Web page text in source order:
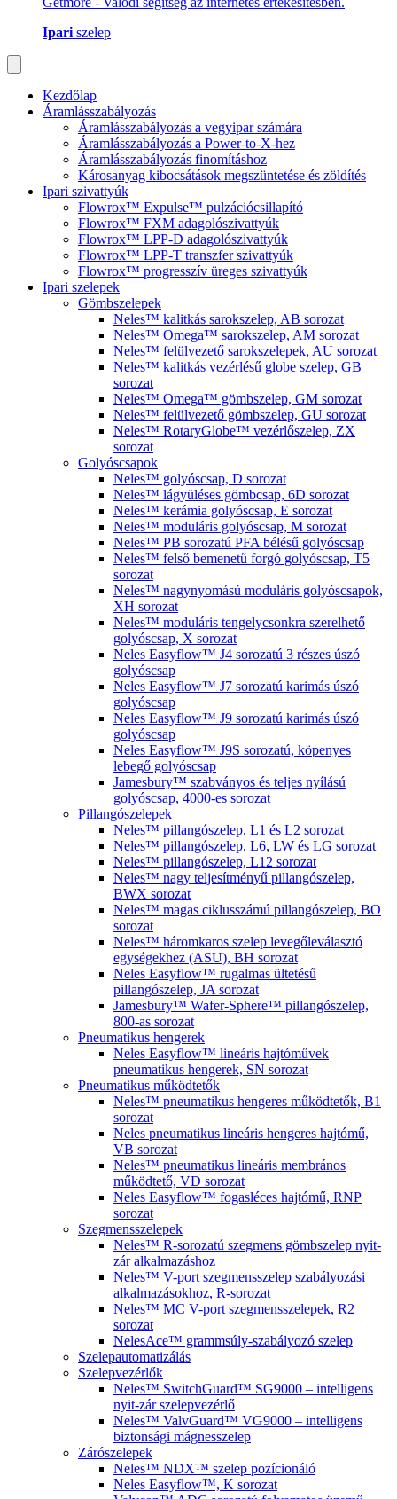
Ipari szelep
Kezdőlap
Áramlásszabályozás
Áramlásszabályozás a vegyipar számára
Áramlásszabályozás a Power-to-X-hez
Áramlásszabályozás finomításhoz
Károsanyag kibocsátások megszüntetése és zöldítés
Ipari szivattyúk
Flowrox™ Expulse™ pulzációcsillapító
Flowrox™ FXM adagolószivattyúk
Flowrox™ LPP-D adagolószivattyúk
Flowrox™ LPP-T transzfer szivattyúk
Flowrox™ progresszív üreges szivattyúk
Ipari szelepek
Gömbszelepek
Neles™ kalitkás sarokszelep, AB sorozat
Neles™ Omega™ sarokszelep, AM sorozat
Neles™ felülvezető sarokszelepek, AU sorozat
Neles™ kalitkás vezérlésű globe szelep, GB
sorozat
Neles™ Omega™ gömbszelep, GM sorozat
Neles™ felülvezető gömbszelep, GU sorozat
Neles™ RotaryGlobe™ vezérlőszelep, ZX
sorozat
Golyóscsapok
Neles™ golyóscsap, D sorozat
Neles™ lágyüléses gömbcsap, 6D sorozat
Neles™ kerámia golyóscsap, E sorozat
Neles™ moduláris golyóscsap, M sorozat
Neles™ PB sorozatú PFA bélésű golyóscsap
Neles™ felső bemenetű forgó golyóscsap, T5
sorozat
Neles™ nagynyomású moduláris golyóscsapok,
XH sorozat
Neles™ moduláris tengelycsonkra szerelhető
golyóscsap, X sorozat
Neles Easyflow™ J4 sorozatú 3 részes úszó
golyóscsap
Neles Easyflow™ J7 sorozatú karimás úszó
golyóscsap
Neles Easyflow™ J9 sorozatú karimás úszó
golyóscsap
Neles Easyflow™ J9S sorozatú, köpenyes
lebegő golyóscsap
Jamesbury™ szabványos és teljes nyílású
golyóscsap, 4000-es sorozat
Pillangószelepek
Neles™ pillangószelep, L1 és L2 sorozat
Neles™ pillangószelep, L6, LW és LG sorozat
Neles™ pillangószelep, L12 sorozat
Neles™ nagy teljesítményű pillangószelep,
BWX sorozat
Neles™ magas ciklusszámú pillangószelep, BO
sorozat
Neles™ háromkaros szelep levegőleválasztó
egységekhez (ASU), BH sorozat
Neles Easyflow™ rugalmas ültetésű
pillangószelep, JA sorozat
Jamesbury™ Wafer-Sphere™ pillangószelep,
800-as sorozat
Pneumatikus hengerek
Neles Easyflow™ lineáris hajtóművek
pneumatikus hengerek, SN sorozat
Pneumatikus működtetők
Neles™ pneumatikus hengeres működtetők, B1
sorozat
Neles pneumatikus lineáris hengeres hajtómű,
VB sorozat
Neles™ pneumatikus lineáris membrános
működtető, VD sorozat
Neles Easyflow™ fogasléces hajtómű, RNP
sorozat
Szegmensszelepek
Neles™ R-sorozatú szegmens gömbszelep nyit-
zár alkalmazáshoz
Neles™ V-port szegmensszelep szabályozási
alkalmazásokhoz, R-sorozat
Neles™ MC V-port szegmensszelepek, R2
sorozat
NelesAce™ grammsúly-szabályozó szelep
Szelepautomatizálás
Szelepvezérlők
Neles™ SwitchGuard™ SG9000 – intelligens
nyit-zár szelepvezérlő
Neles™ ValvGuard™ VG9000 – intelligens
biztonsági mágnesszelep
Zárószelepek
Neles™ NDX™ szelep pozícionáló
Neles Easyflow™, K sorozat